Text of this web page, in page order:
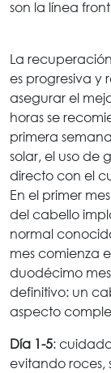
son la línea
La
es progresiva y
asegurar el
horas se
primera
solar, el uso de
directo con el
En el primer
del cabello
normal
mes comienza
duodécimo
definitivo: un
aspecto
Día 1-5:
evitando roces,